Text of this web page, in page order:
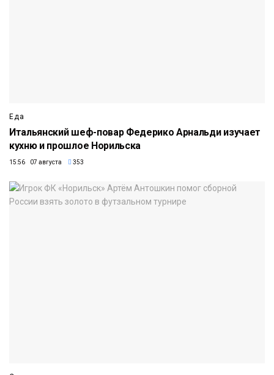
Еда
Итальянский шеф-повар Федерико Арнальди изучает
кухню и прошлое Норильска
15:56 07 августа 353